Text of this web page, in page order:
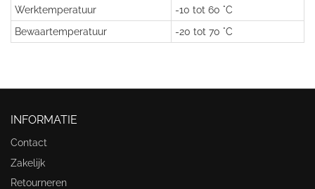
Werktemperatuur
-10 tot 60 °C
Bewaartemperatuur
-20 tot 70 °C
INFORMATIE
Contact
Zakelijk
Retourneren